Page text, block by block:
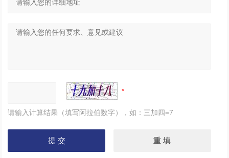
请输入计算结果（填写阿拉伯数字），如：三加四=7